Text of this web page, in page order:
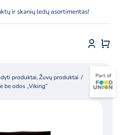
ir skanių ledų asortimentas!
produktai Žuvų produktai
be odos „Viking”